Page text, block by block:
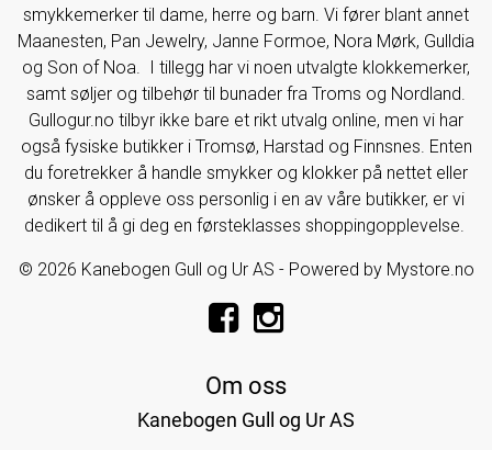
smykkemerker til dame, herre og barn. Vi fører blant annet
Maanesten, Pan Jewelry, Janne Formoe, Nora Mørk, Gulldia
og Son of Noa. I tillegg har vi noen utvalgte klokkemerker,
samt søljer og tilbehør til bunader fra Troms og Nordland.
Gullogur.no tilbyr ikke bare et rikt utvalg online, men vi har
også fysiske butikker i Tromsø, Harstad og Finnsnes. Enten
du foretrekker å handle smykker og klokker på nettet eller
ønsker å oppleve oss personlig i en av våre butikker, er vi
dedikert til å gi deg en førsteklasses shoppingopplevelse.
© 2026 Kanebogen Gull og Ur AS - Powered by Mystore.no
Om oss
Kanebogen Gull og Ur AS